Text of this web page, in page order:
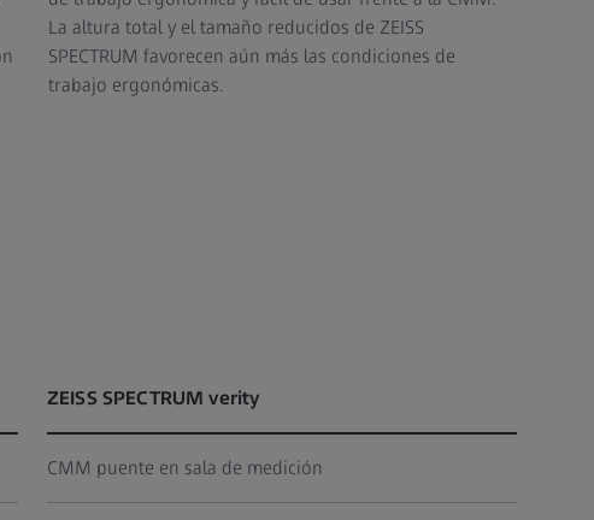
La altura total y el tamaño reducidos de ZEISS
SPECTRUM favorecen aún más las condiciones de
trabajo ergonómicas.
ZEISS SPECTRUM verity
CMM puente en sala de medición